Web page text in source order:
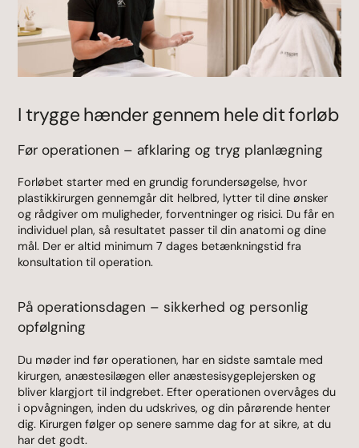
I trygge hænder gennem hele dit forløb
Før operationen – afklaring og tryg planlægning
Forløbet starter med en grundig forundersøgelse, hvor
plastikkirurgen gennemgår dit helbred, lytter til dine ønsker
og rådgiver om muligheder, forventninger og risici. Du får en
individuel plan, så resultatet passer til din anatomi og dine
mål. Der er altid minimum 7 dages betænkningstid fra
konsultation til operation.
På operationsdagen – sikkerhed og personlig
opfølgning
Du møder ind før operationen, har en sidste samtale med
kirurgen, anæstesilægen eller anæstesisygeplejersken og
bliver klargjort til indgrebet. Efter operationen overvåges du
i opvågningen, inden du udskrives, og din pårørende henter
dig. Kirurgen følger op senere samme dag for at sikre, at du
har det godt.